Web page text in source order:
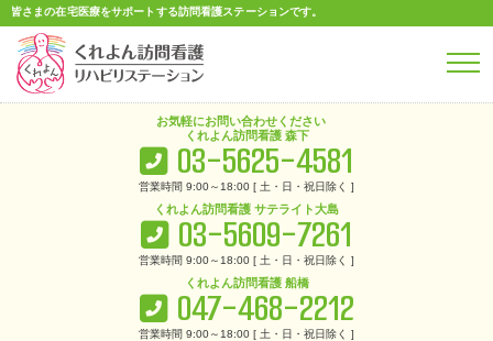
皆さまの在宅医療をサポートする訪問看護ステーションです。
お気軽にお問い合わせ ください
くれよん訪問看護 森下
03-5625-4581
営業時間 9:00～18:00 [ 土・日・祝日除く ]
くれよん訪問看護 サテライト大島
03-5609-7261
営業時間 9:00～18:00 [ 土・日・祝日除く ]
くれよん訪問看護 船橋
047-468-2212
営業時間 9:00～18:00 [ 土・日・祝日除く ]
サービス
Service